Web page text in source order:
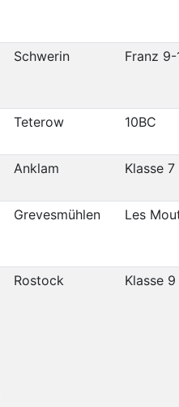
Schwerin Franz 9-
Teterow 10BC
Anklam Klasse 7
Grevesmühlen Les
Rostock Klasse 9